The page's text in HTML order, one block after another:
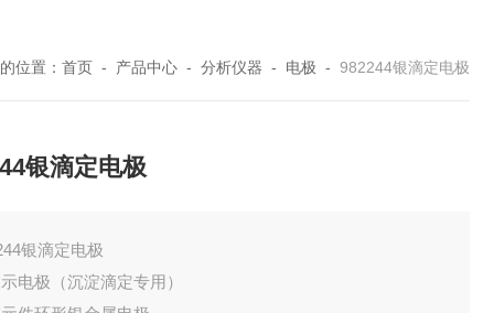
位置： 首页 - 产品中心 - 分析仪器 - 电极 - 982244银滴定电极
银滴定电极
银滴定电极
电极（沉淀滴定专用）